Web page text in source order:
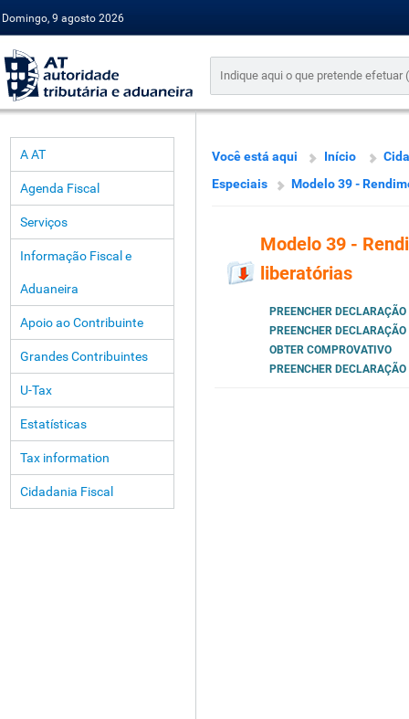
Domingo, 9 agosto 2026
A AT
Agenda Fiscal
Serviços
Informação Fiscal e
Aduaneira
Apoio ao Contribuinte
Grandes Contribuintes
U-Tax
Estatísticas
Tax information
Cidadania Fiscal
Você está aqui Início
Especiais
Modelo 39 -
Modelo 39 -
liberatórias
PREENCHER DECLARAÇÃO
PREENCHER DECLARAÇÃO
OBTER COMPROVATIVO
PREENCHER DECLARAÇÃO